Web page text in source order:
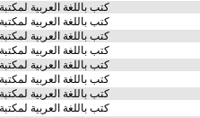
كتب باللغة العربية
كتب باللغة العربية
كتب باللغة العربية
كتب باللغة العربية
كتب باللغة العربية
كتب باللغة العربية
كتب باللغة العربية
كتب باللغة العربية